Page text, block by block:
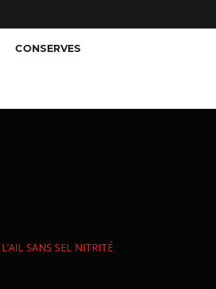
CONSERVES
SANS SEL NITRITÉ